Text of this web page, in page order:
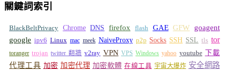
關鍵詞索引
BlackBeltPrivacy Chrome DNS firefox flash GAE GFW
goagent
google ipv6 Linux mac meek NaiveProxy p2p Socks SSH SSL tls tor
toranger trojan twitter 翻牆 v2ray VPN VPS Windows yahoo youtube 下載
代理工具 加密 加密代理 加密軟體 在線工具 宇宙大爆炸 安全網路